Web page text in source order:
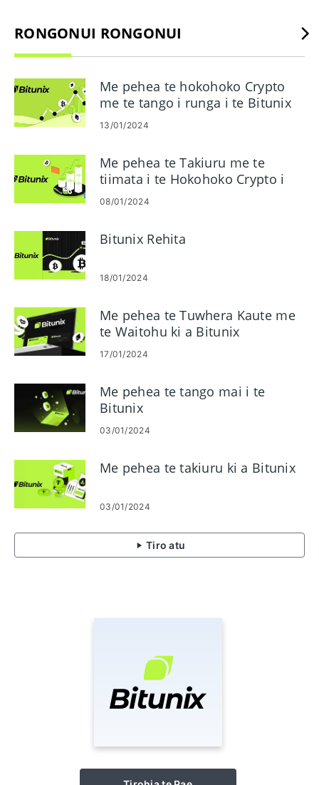
RONGONUI RONGONUI
Me pehea te hokohoko Crypto
me te tango i runga i te Bitunix
13/01/2024
Me pehea te Takiuru me te
tiimata i te Hokohoko Crypto i
Bitunix
08/01/2024
Bitunix Rehita
18/01/2024
Me pehea te Tuwhera Kaute me
te Waitohu ki a Bitunix
17/01/2024
Me pehea te tango mai i te
Bitunix
03/01/2024
Me pehea te takiuru ki a Bitunix
03/01/2024
Tiro atu